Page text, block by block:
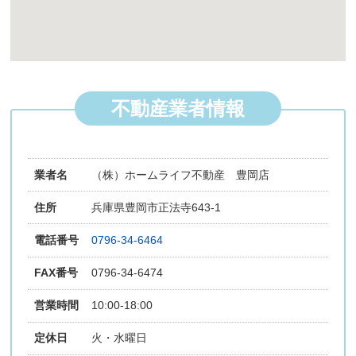
不動産業者情報
業者名 （株）ホームライフ不動産 豊岡店
住所 兵庫県豊岡市正法寺643-1
電話番号 0796-34-6464
FAX番号 0796-34-6474
営業時間 10:00-18:00
定休日 火・水曜日